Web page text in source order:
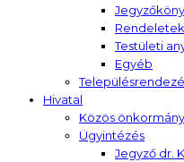
Rendeletek
Testületi
Egyéb
Hivatal
Közös
Ügyintézés
Jegyző dr.